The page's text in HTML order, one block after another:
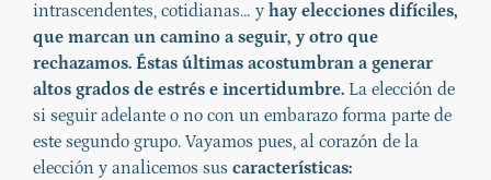
intrascendentes, cotidianas… y hay elecciones difíciles,
que marcan un camino a seguir, y otro que
rechazamos. Éstas últimas acostumbran a generar
altos grados de estrés e incertidumbre. La elección de
si seguir adelante o no con un embarazo forma parte de
este segundo grupo. Vayamos pues, al corazón de la
elección y analicemos sus características: